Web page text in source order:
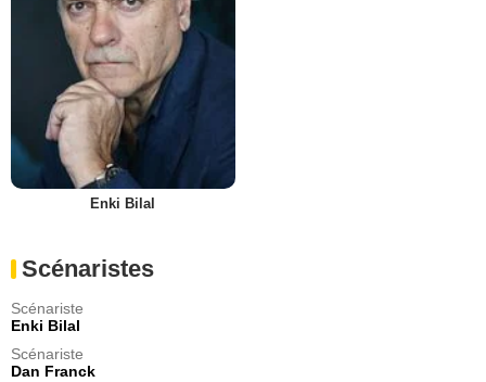
Enki Bilal
Scénaristes
Scénariste
Enki Bilal
Scénariste
Dan Franck